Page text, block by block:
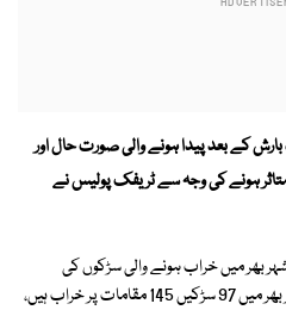
کے بعد پیدا ہونے والی صورت حال اور
ہونے کی وجہ سے ٹریفک پولیس نے
میں خراب ہونے والی سڑکوں کی
نشاندہی کرتے ہوئے بتایا گیا ہے کہ شہر بھر میں 97 سڑکیں 145 مقامات پر خراب ہیں،